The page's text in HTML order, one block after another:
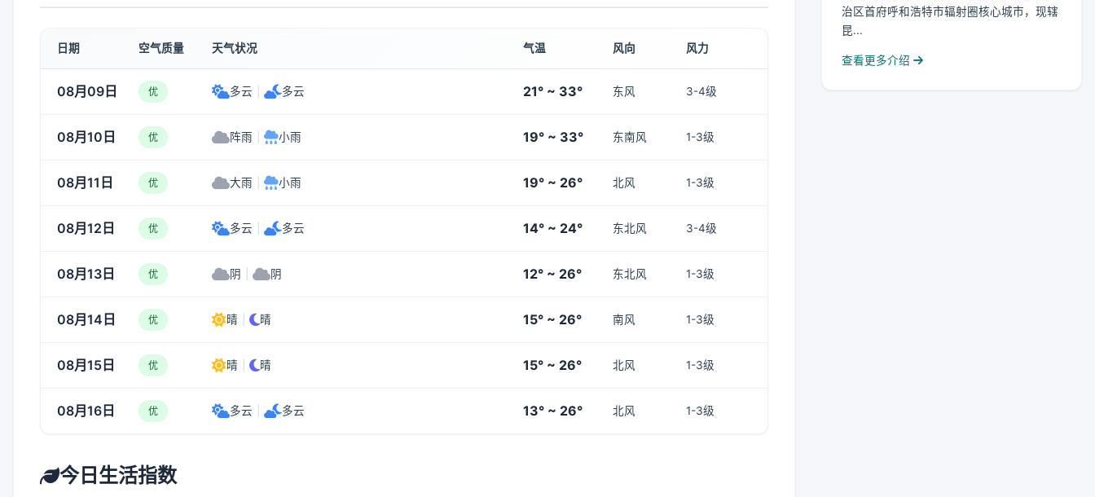
日期 空气质量 天气状况 气温 风向 风力
08月09日 优 多云 多云 21° ~ 33° 东风 3-4级
08月10日 优 阵雨 小雨 19° ~ 33° 东南风 1-3级
08月11日 优 大雨 小雨 19° ~ 26° 北风 1-3级
08月12日 优 多云 多云 14° ~ 24° 东北风 3-4级
08月13日 优 阴 阴 12° ~ 26° 东北风 1-3级
08月14日 优 晴 晴 15° ~ 26° 南风 1-3级
08月15日 优 晴 晴 15° ~ 26° 北风 1-3级
08月16日 优 多云 多云 13° ~ 26° 北风 1-3级
今日生活指数
治区首府呼和浩特市辐射圈核心城市，现辖
昆...
查看更多介绍